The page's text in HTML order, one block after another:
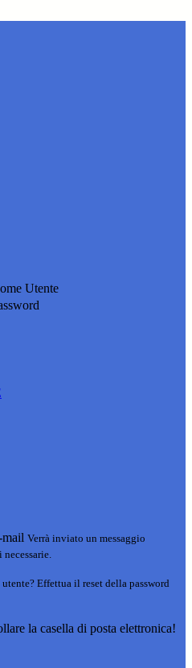
Utente
Verrà inviato un messaggio
Effettua il reset della password
la casella di posta elettronica!